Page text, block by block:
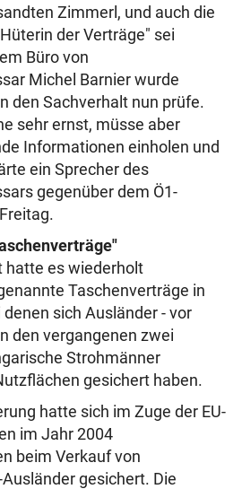
Zimmerl, und auch die
der Verträge" sei
Büro von
Michel Barnier wurde
den Sachverhalt nun prüfe.
sehr ernst, müsse aber
Informationen einholen und
ein Sprecher des
gegenüber dem Ö1-
hatte es wiederholt
Taschenverträge in
sich Ausländer - vor
den vergangenen zwei
Strohmänner
gesichert haben.
hatte sich im Zuge der EU-
im Jahr 2004
beim Verkauf von
gesichert. Die